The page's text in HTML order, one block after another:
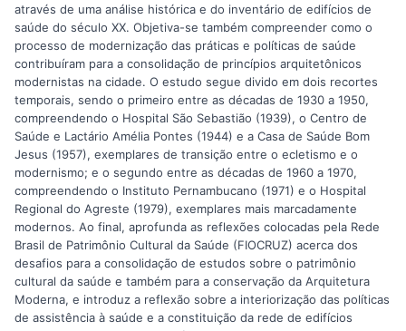
através de uma análise histórica e do inventário de edifícios de
saúde do século XX. Objetiva-se também compreender como o
processo de modernização das práticas e políticas de saúde
contribuíram para a consolidação de princípios arquitetônicos
modernistas na cidade. O estudo segue divido em dois recortes
temporais, sendo o primeiro entre as décadas de 1930 a 1950,
compreendendo o Hospital São Sebastião (1939), o Centro de
Saúde e Lactário Amélia Pontes (1944) e a Casa de Saúde Bom
Jesus (1957), exemplares de transição entre o ecletismo e o
modernismo; e o segundo entre as décadas de 1960 a 1970,
compreendendo o Instituto Pernambucano (1971) e o Hospital
Regional do Agreste (1979), exemplares mais marcadamente
modernos. Ao final, aprofunda as reflexões colocadas pela Rede
Brasil de Patrimônio Cultural da Saúde (FIOCRUZ) acerca dos
desafios para a consolidação de estudos sobre o patrimônio
cultural da saúde e também para a conservação da Arquitetura
Moderna, e introduz a reflexão sobre a interiorização das políticas
de assistência à saúde e a constituição da rede de edifícios